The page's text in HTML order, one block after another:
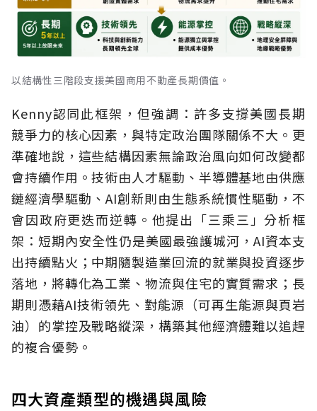
以結構性三階段支援美國商用不動產長期價值。
Kenny認同此框架，但強調：許多支撐美國長期
競爭力的核心因素，與特定政治團隊關係不大。更
準確地說，這些結構因素無論政治風向如何改變都
會持續作用。技術由人才驅動、半導體基地由供應
鏈經濟學驅動、AI創新則由生態系統慣性驅動，不
會因政府更迭而逆轉。他提出「三乘三」分析框
架：短期內安全性仍是美國最強護城河，AI資本支
出持續點火；中期隨製造業回流的就業與投資逐步
落地，將轉化為工業、物流與住宅的實質需求；長
期則憑藉AI技術領先、對能源（可再生能源與頁岩
油）的掌控及戰略縱深，構築其他經濟體難以追趕
的複合優勢。
四大資產類型的機遇與風險